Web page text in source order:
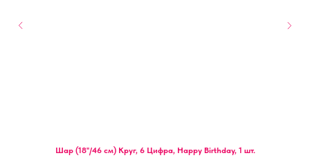
Шар (18''/46 см) Круг, 6 Цифра, Happy Birthday, 1 шт.